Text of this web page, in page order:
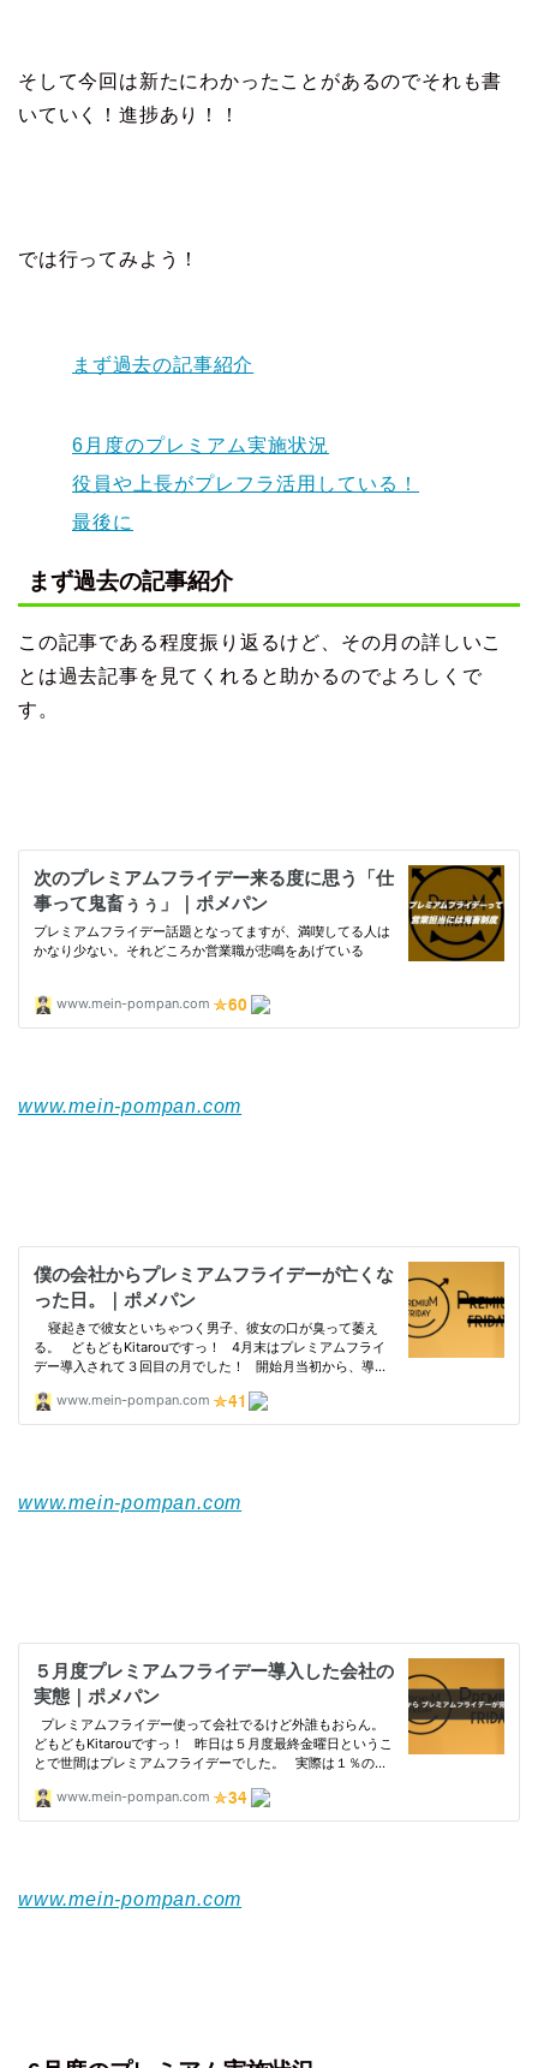
そして今回は新たにわかったことがあるのでそれも書
いていく！進捗あり！！
では行ってみよう！
まず過去の記事紹介
6月度のプレミアム実施状況
役員や上長がプレフラ活用している！
最後に
まず過去の記事紹介
この記事である程度振り返るけど、その月の詳しいこ
とは過去記事を見てくれると助かるのでよろしくで
す。
www.mein-pompan.com
www.mein-pompan.com
www.mein-pompan.com